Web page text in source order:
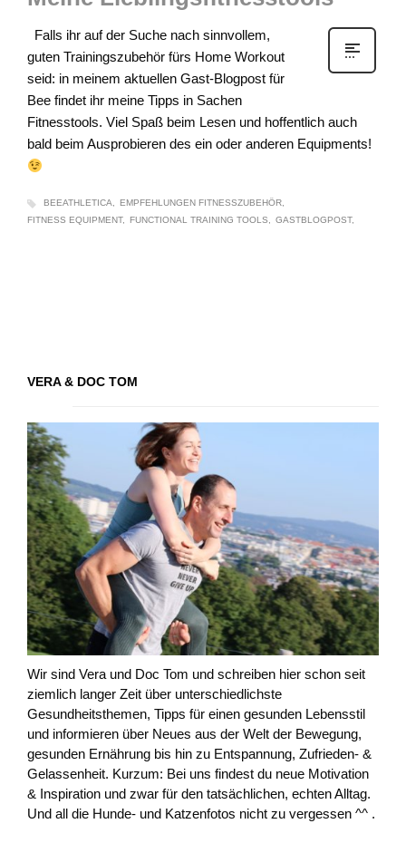
Falls ihr auf der Suche nach sinnvollem,
guten Trainingszubehör fürs Home Workout
seid: in meinem aktuellen Gast-Blogpost für
Bee findet ihr meine Tipps in Sachen
Fitnesstools. Viel Spaß beim Lesen und hoffentlich auch
bald beim Ausprobieren des ein oder anderen Equipments!
BEEATHLETICA
EMPFEHLUNGEN FITNESSZUBEHÖR
FITNESS EQUIPMENT
FUNCTIONAL TRAINING TOOLS GASTBLOGPOST
VERA & DOC TOM
Wir sind Vera und Doc Tom und schreiben hier schon seit
ziemlich langer Zeit über unterschiedlichste
Gesundheitsthemen, Tipps für einen gesunden Lebensstil
und informieren über Neues aus der Welt der Bewegung,
gesunden Ernährung bis hin zu Entspannung, Zufrieden- &
Gelassenheit. Kurzum: Bei uns findest du neue Motivation
& Inspiration und zwar für den tatsächlichen, echten Alltag.
Und all die Hunde- und Katzenfotos nicht zu vergessen ^^ .